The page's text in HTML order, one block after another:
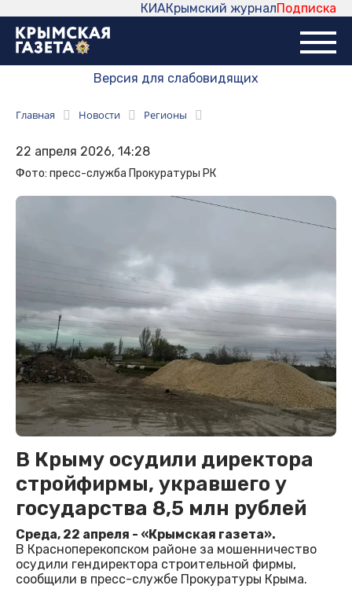
Подписка
Крымский журнал
КИА
Версия для слабовидящих
Главная Новости Регионы
22 апреля 2026, 14:28
Фото: пресс-служба Прокуратуры РК
В Крыму осудили директора
стройфирмы, укравшего у
государства 8,5 млн рублей
Среда, 22 апреля - «Крымская газета».
В Красноперекопском районе за мошенничество
осудили гендиректора строительной фирмы,
сообщили в пресс-службе Прокуратуры Крыма.